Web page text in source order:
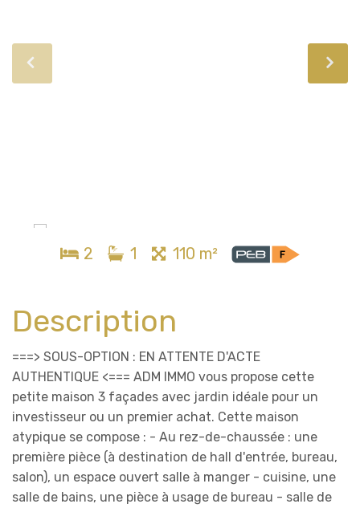
2 1 110 m²
Description
===> SOUS-OPTION : EN ATTENTE D'ACTE
AUTHENTIQUE <=== ADM IMMO vous propose cette
petite maison 3 façades avec jardin idéale pour un
investisseur ou un premier achat. Cette maison
atypique se compose : - Au rez-de-chaussée : une
première pièce (à destination de hall d'entrée, bureau,
salon), un espace ouvert salle à manger - cuisine, une
salle de bains, une pièce à usage de bureau - salle de